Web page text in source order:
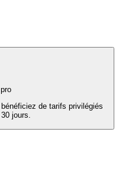
de tarifs privilégiés
jours.